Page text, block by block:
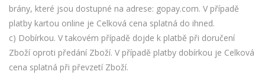
brány, které jsou dostupné na adrese: gopay.com. V případě
platby kartou online je Celková cena splatná do ihned.
c) Dobírkou. V takovém případě dojde k platbě při doručení
Zboží oproti předání Zboží. V případě platby dobírkou je Celková
cena splatná při převzetí Zboží.